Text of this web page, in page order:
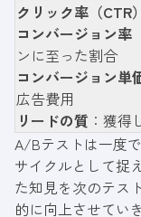
クリック率（CTR）
コンバージョン率
ンに至った割合
コンバージョン単
広告費用
リードの質 ：獲
A/Bテストは一度
サイクルとして捉
た知見を次のテス
的に向上させてい